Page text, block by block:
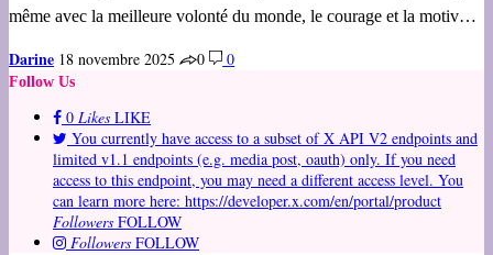
même avec la meilleure volonté du monde, le courage et la motiv…
Darine 18 novembre 2025 0 0
Follow Us
0 Likes LIKE
You currently have access to a subset of X API V2 endpoints and
limited v1.1 endpoints (e.g. media post, oauth) only. If you need
access to this endpoint, you may need a different access level. You
can learn more here: https://developer.x.com/en/portal/product
Followers FOLLOW
Followers FOLLOW